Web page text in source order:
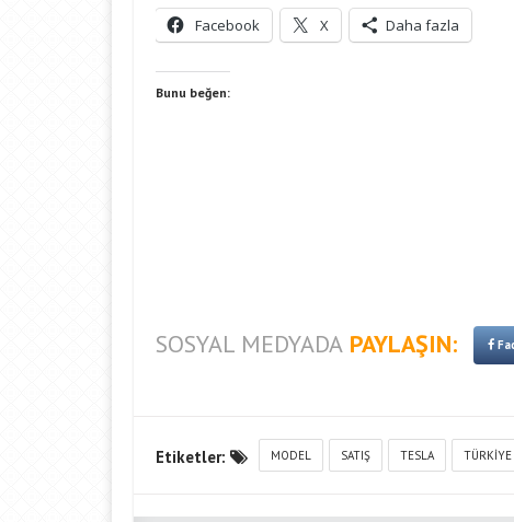
Facebook X Daha fazla
Bunu beğen:
SOSYAL MEDYADA PAYLAŞIN:
Etiketler: MODEL SATIŞ TESLA TÜRKIYE